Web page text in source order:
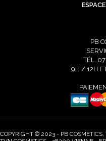
PB
TÉL.
9H / 12H
COPYRIGHT © 2023 - PB COSMETICS,